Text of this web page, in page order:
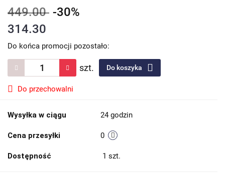
449.00 -30%
314.30
Do końca promocji pozostało:
szt. Do koszyka
Do przechowalni
Wysyłka w ciągu 24 godzin
Cena przesyłki 0
Dostępność 1 szt.